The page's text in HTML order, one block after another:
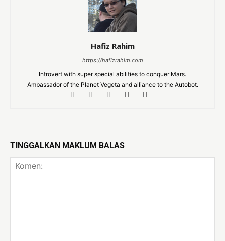
Hafiz Rahim
https://hafizrahim.com
Introvert with super special abilities to conquer Mars.
Ambassador of the Planet Vegeta and alliance to the Autobot.
TINGGALKAN MAKLUM BALAS